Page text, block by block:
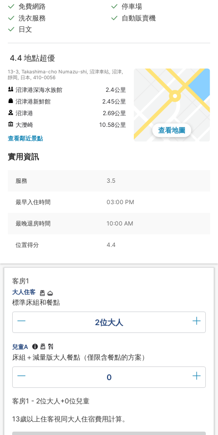
免費網路
停車場
洗衣服務
自動販賣機
日文
4.4 地點超優
13-3, Takashima-cho Numazu-shi, 沼津車站, 沼津,
靜岡, 日本, 410-0056
沼津港深海水族館
2.4公里
沼津港新鮮館
2.45公里
沼津港
2.69公里
大濼崎
10.58公里
查看鄰近景點
查看地圖
實用資訊
服務 3.5
最早入住時間 03:00 PM
最晚退房時間 10:00 AM
位置得分 4.4
客房1
大人住客
標準床組和餐點
2位大人
兒童A
床組＋減量版大人餐點（僅限含餐點的方案）
0
客房1 - 2位大人+0位兒童
13歲以上住客視同大人住宿費用計算。